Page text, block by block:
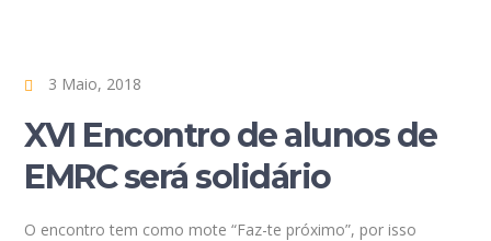
3 Maio, 2018
XVI Encontro de alunos de
EMRC será solidário
O encontro tem como mote “Faz-te próximo”, por isso